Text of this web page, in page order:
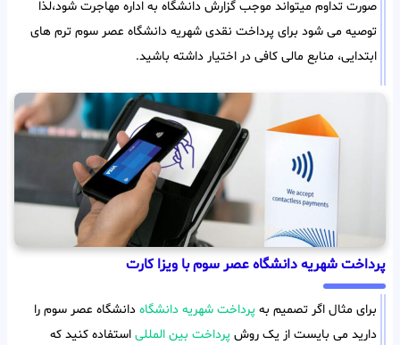
صورت تداوم میتواند موجب گزارش دانشگاه به اداره مهاجرت شود،لذا
توصیه می شود برای پرداخت نقدی شهریه دانشگاه عصر سوم ترم های
ابتدایی، منابع مالی کافی در اختیار داشته باشید.
پرداخت شهریه دانشگاه عصر سوم با ویزا کارت
برای مثال اگر تصمیم به پرداخت شهریه دانشگاه دانشگاه عصر سوم را
دارید می بایست از یک روش پرداخت بین المللی استفاده کنید که